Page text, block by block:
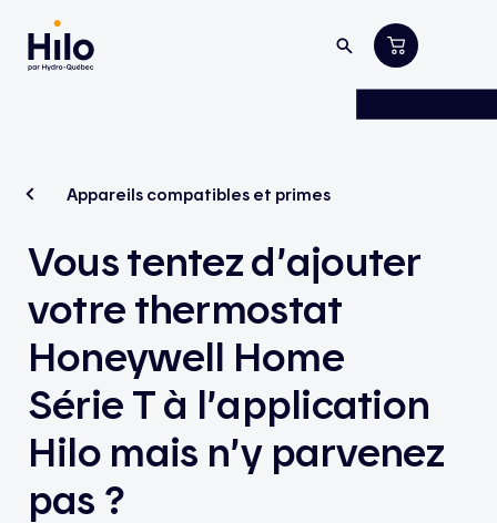
Appareils compatibles et primes
Vous tentez d’ajouter
votre thermostat
Honeywell Home
Série T à l’application
Hilo mais n’y parvenez
pas ?